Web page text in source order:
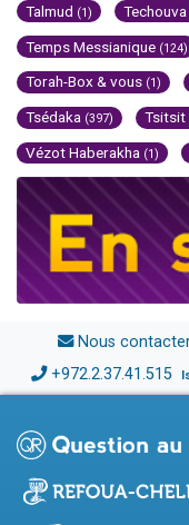
Talmud (1) Techouva
Temps Messianique (124)
Torah-Box & vous (1)
Tsédaka (397) Tsitsit
Vézot Haberakha (1)
Nous
+972.2.37.41.515